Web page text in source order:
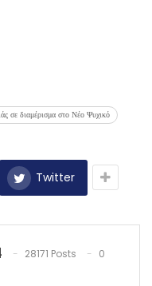
σε διαμέρισμα στο Νέο Ψυχικό
Twitter
28171 Posts
0